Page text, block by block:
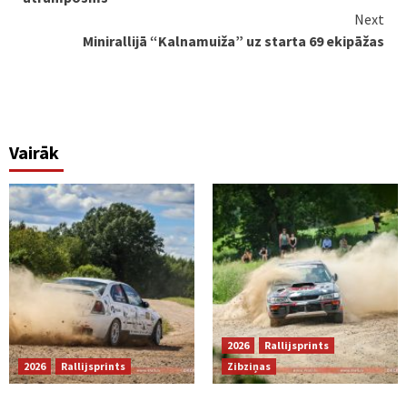
Next
Minirallijā “Kalnamuiža” uz starta 69 ekipāžas
Vairāk
2026 Rallijsprints
2026
Rallijsprints
Zibziņas